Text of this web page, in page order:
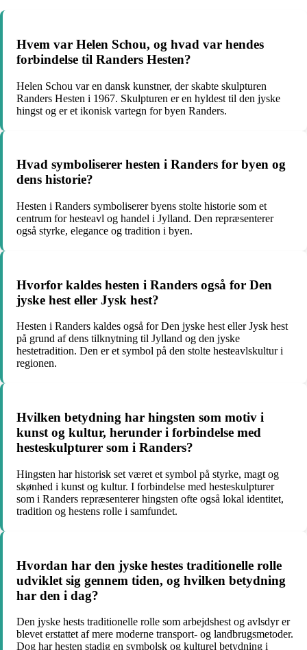
Hvem var Helen Schou, og hvad var hendes
forbindelse til Randers Hesten?
Helen Schou var en dansk kunstner, der skabte skulpturen
Randers Hesten i 1967. Skulpturen er en hyldest til den jyske
hingst og er et ikonisk vartegn for byen Randers.
Hvad symboliserer hesten i Randers for byen og
dens historie?
Hesten i Randers symboliserer byens stolte historie som et
centrum for hesteavl og handel i Jylland. Den repræsenterer
også styrke, elegance og tradition i byen.
Hvorfor kaldes hesten i Randers også for Den
jyske hest eller Jysk hest?
Hesten i Randers kaldes også for Den jyske hest eller Jysk hest
på grund af dens tilknytning til Jylland og den jyske
hestetradition. Den er et symbol på den stolte hesteavlskultur i
regionen.
Hvilken betydning har hingsten som motiv i
kunst og kultur, herunder i forbindelse med
hesteskulpturer som i Randers?
Hingsten har historisk set været et symbol på styrke, magt og
skønhed i kunst og kultur. I forbindelse med hesteskulpturer
som i Randers repræsenterer hingsten ofte også lokal identitet,
tradition og hestens rolle i samfundet.
Hvordan har den jyske hestes traditionelle rolle
udviklet sig gennem tiden, og hvilken betydning
har den i dag?
Den jyske hests traditionelle rolle som arbejdshest og avlsdyr er
blevet erstattet af mere moderne transport- og landbrugsmetoder.
Dog har hesten stadig en symbolsk og kulturel betydning i